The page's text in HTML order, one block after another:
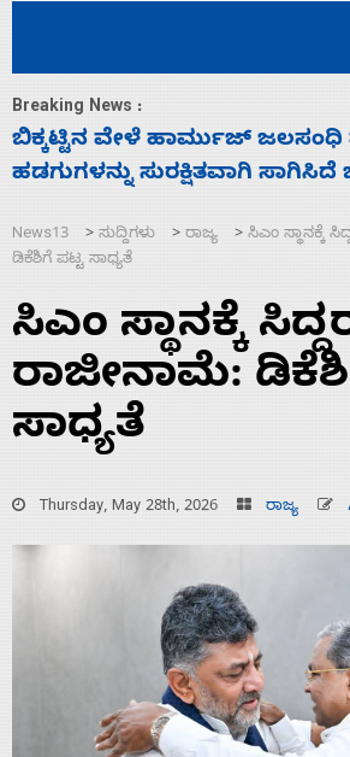
Breaking News :
ನಾಗೇಂದ್ರ ರಾಜೀನಾಮೆ ಕೊಡದಿದ್ದರೆ
ಬಿಡೆವು: ಛಲವಾದಿ ನಾರಾಯಣಸ್ವಾಮಿ
News13 > ಸುದ್ದಿಗಳು > ರಾಜ್ಯ > ಸಿಎಂ ಸ್ಥಾನಕ್ಕೆ
ಡಿಕೆಶಿಗೆ ಪಟ್ಟ ಸಾಧ್ಯತೆ
ಸಿಎಂ ಸ್ಥಾನಕ್ಕೆ
ರಾಜೀನಾಮೆ:
ಸಾಧ್ಯತೆ
Thursday, May 28th, 2026 ರಾಜ್ಯ